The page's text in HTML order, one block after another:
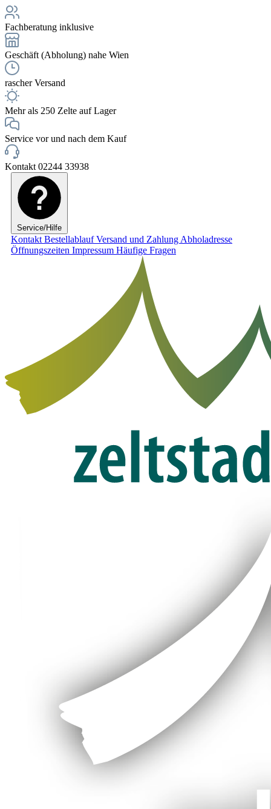
Fachberatung inklusive
Geschäft (Abholung) nahe Wien
rascher Versand
Mehr als 250 Zelte auf Lager
Service vor und nach dem Kauf
Kontakt 02244 33938
Service/Hilfe
Kontakt BestellablaufVersand und Zahlung Abholadresse
Öffnungszeiten Impressum Häufige Fragen